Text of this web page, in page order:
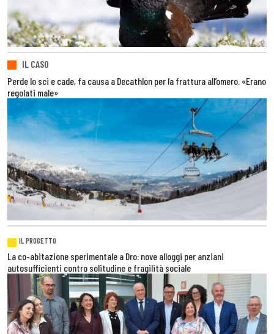
IL CASO
Perde lo sci e cade, fa causa a Decathlon per la frattura all’omero. «Erano
regolati male»
IL PROGETTO
La co-abitazione sperimentale a Dro: nove alloggi per anziani
autosufficienti contro solitudine e fragilità sociale